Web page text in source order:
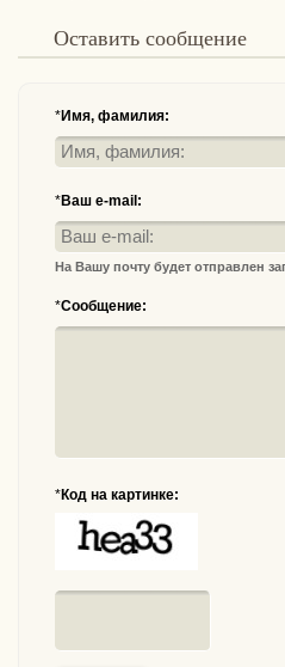
Оставить сообщение
*Имя, фамилия:
*Ваш e-mail:
На Вашу почту будет отправлен
*Сообщение:
*Код на картинке: